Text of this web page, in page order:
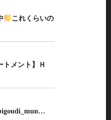
これくらいの
トメント】Ｈ